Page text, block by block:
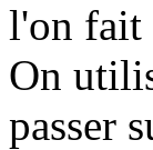
l'on fait
On
passer